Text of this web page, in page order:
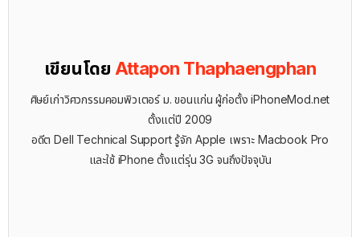
เขียนโดย Attapon Thaphaengphan
ศิษย์เก่าวิศวกรรมคอมพิวเตอร์ ม. ขอนแก่น ผู้ก่อตั้ง iPhoneMod.net
ตั้งแต่ปี 2009
อดีต Dell Technical Support รู้จัก ​Apple เพราะ Macbook Pro
และใช้ iPhone ตั้งแต่รุ่น 3G จนถึงปัจจุบัน